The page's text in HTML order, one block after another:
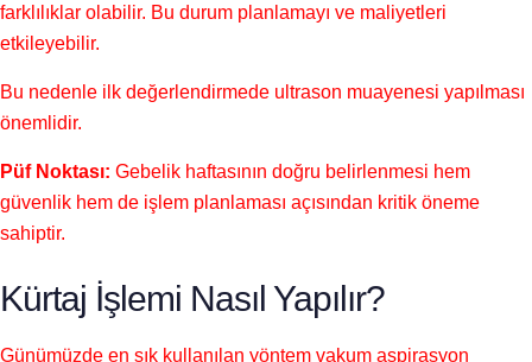
farklılıklar olabilir. Bu durum planlamayı ve maliyetleri
etkileyebilir.
Bu nedenle ilk değerlendirmede ultrason muayenesi yapılması
önemlidir.
Püf Noktası: Gebelik haftasının doğru belirlenmesi hem
güvenlik hem de işlem planlaması açısından kritik öneme
sahiptir.
Kürtaj İşlemi Nasıl Yapılır?
Günümüzde en sık kullanılan yöntem vakum aspirasyon